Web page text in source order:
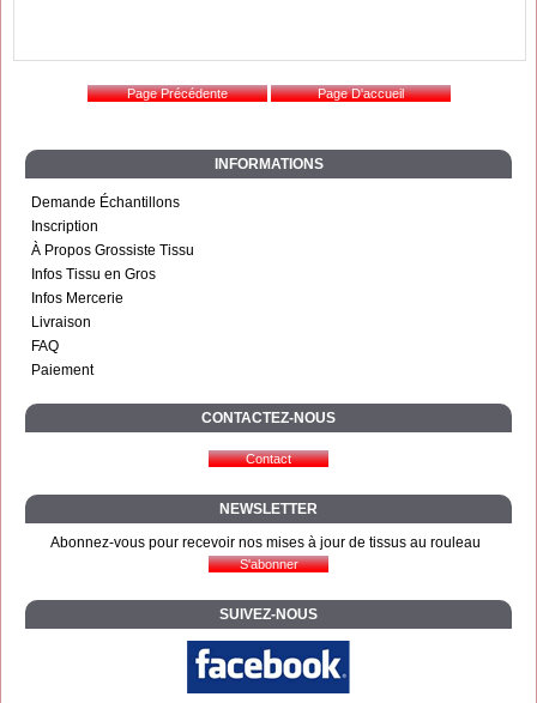
INFORMATIONS
Demande Échantillons
Inscription
À Propos Grossiste Tissu
Infos Tissu en Gros
Infos Mercerie
Livraison
FAQ
Paiement
CONTACTEZ-NOUS
NEWSLETTER
Abonnez-vous pour recevoir nos mises à jour de tissus au rouleau
SUIVEZ-NOUS